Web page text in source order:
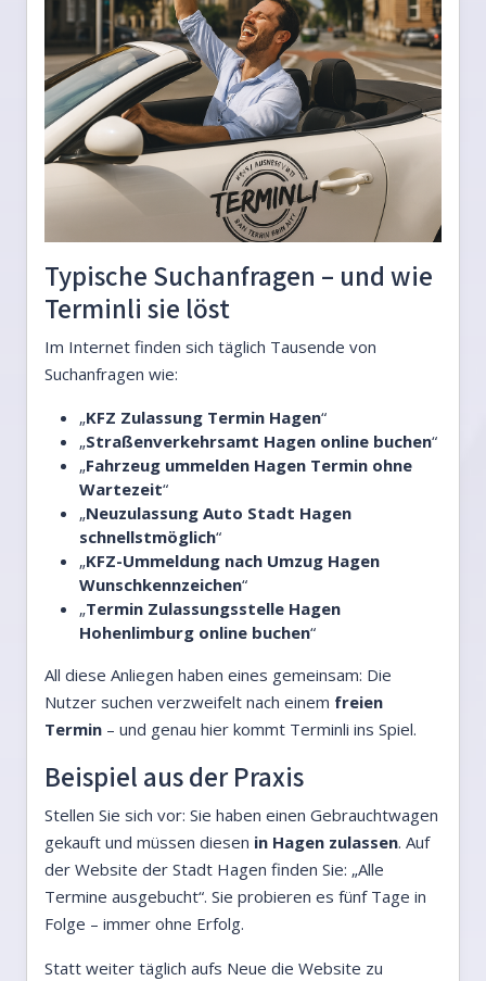
Typische Suchanfragen – und wie
Terminli sie löst
Im Internet finden sich täglich Tausende von
Suchanfragen wie:
„KFZ Zulassung Termin Hagen“
„Straßenverkehrsamt Hagen online buchen“
„Fahrzeug ummelden Hagen Termin ohne
Wartezeit“
„Neuzulassung Auto Stadt Hagen
schnellstmöglich“
„KFZ-Ummeldung nach Umzug Hagen
Wunschkennzeichen“
„Termin Zulassungsstelle Hagen
Hohenlimburg online buchen“
All diese Anliegen haben eines gemeinsam: Die
Nutzer suchen verzweifelt nach einem freien
Termin – und genau hier kommt Terminli ins Spiel.
Beispiel aus der Praxis
Stellen Sie sich vor: Sie haben einen Gebrauchtwagen
gekauft und müssen diesen in Hagen zulassen. Auf
der Website der Stadt Hagen finden Sie: „Alle
Termine ausgebucht“. Sie probieren es fünf Tage in
Folge – immer ohne Erfolg.
Statt weiter täglich aufs Neue die Website zu